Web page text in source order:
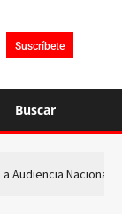
Suscríbete
Buscar
Audiencia Nacional